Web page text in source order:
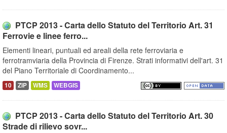
PTCP 2013 - Carta dello Statuto del Territorio Art. 31
Ferrovie e linee ferro...
Elementi lineari, puntuali ed areali della rete ferroviaria e
ferrotramviaria della Provincia di Firenze. Strati informativi dell'art. 31
del Piano Territoriale di Coordinamento...
10 ZIP WMS WEBGIS
PTCP 2013 - Carta dello Statuto del Territorio Art. 30
Strade di rilievo sovr...